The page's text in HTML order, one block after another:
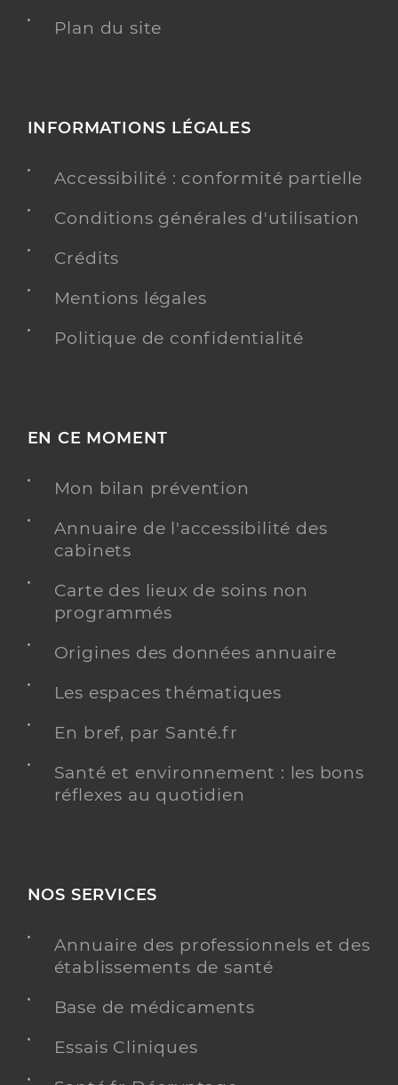
Plan du site
INFORMATIONS LÉGALES
Accessibilité : conformité partielle
Conditions générales d'utilisation
Crédits
Mentions légales
Politique de confidentialité
EN CE MOMENT
Mon bilan prévention
Annuaire de l'accessibilité des
cabinets
Carte des lieux de soins non
programmés
Origines des données annuaire
Les espaces thématiques
En bref, par Santé.fr
Santé et environnement : les bons
réflexes au quotidien
NOS SERVICES
Annuaire des professionnels et des
établissements de santé
Base de médicaments
Essais Cliniques